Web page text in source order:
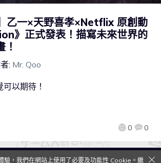
乙一×天野喜孝×Netflix 原創動
》正式發表！描寫未來世界的
: Mr. Qoo
0 0
以期待！
驗，我們在網站上使用了必要及功能性 Cookie。繼